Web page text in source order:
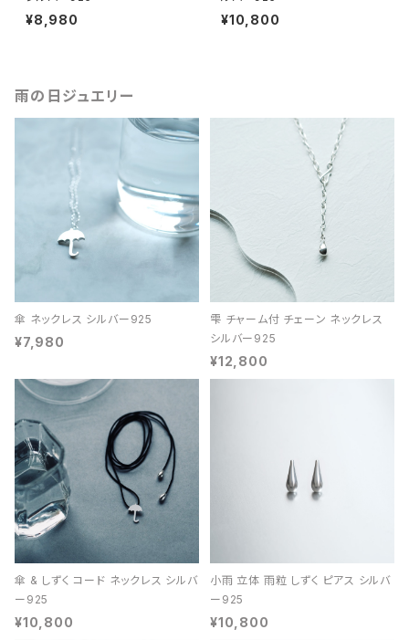
¥8,980 ¥10,800
雨の日ジュエリー
傘 ネックレス シルバー925
¥7,980
雫 チャーム付 チェーン ネックレス
シルバー925
¥12,800
傘 & しずく コード ネックレス シルバ
ー925
¥10,800
小雨 立体 雨粒 しずく ピアス シルバ
ー925
¥10,800